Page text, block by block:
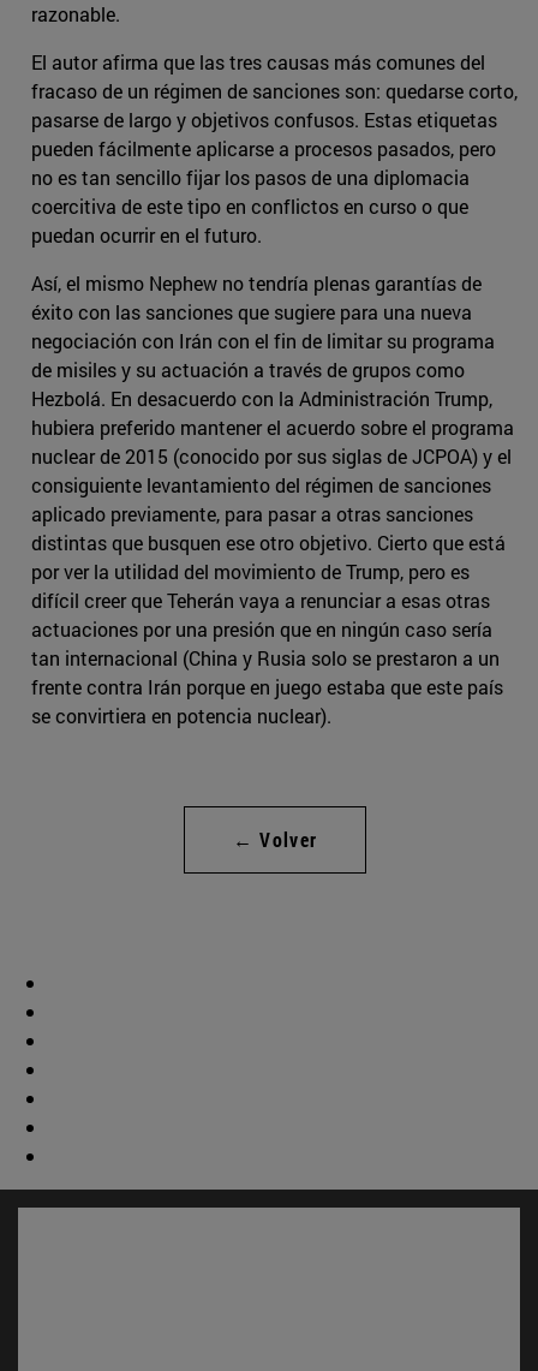
razonable.
El autor afirma que las tres causas más comunes del
fracaso de un régimen de sanciones son: quedarse corto,
pasarse de largo y objetivos confusos. Estas etiquetas
pueden fácilmente aplicarse a procesos pasados, pero
no es tan sencillo fijar los pasos de una diplomacia
coercitiva de este tipo en conflictos en curso o que
puedan ocurrir en el futuro.
Así, el mismo Nephew no tendría plenas garantías de
éxito con las sanciones que sugiere para una nueva
negociación con Irán con el fin de limitar su programa
de misiles y su actuación a través de grupos como
Hezbolá. En desacuerdo con la Administración Trump,
hubiera preferido mantener el acuerdo sobre el programa
nuclear de 2015 (conocido por sus siglas de JCPOA) y el
consiguiente levantamiento del régimen de sanciones
aplicado previamente, para pasar a otras sanciones
distintas que busquen ese otro objetivo. Cierto que está
por ver la utilidad del movimiento de Trump, pero es
difícil creer que Teherán vaya a renunciar a esas otras
actuaciones por una presión que en ningún caso sería
tan internacional (China y Rusia solo se prestaron a un
frente contra Irán porque en juego estaba que este país
se convirtiera en potencia nuclear).
← Volver